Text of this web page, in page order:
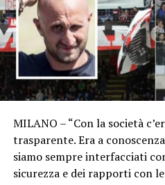
MILANO – “Con la società
trasparente. Era a
siamo sempre interfacciati
sicurezza e dei rapporti con